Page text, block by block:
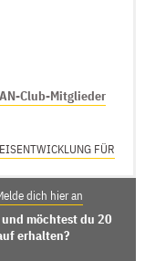
Club-Mitglieder
FÜR
dich hier an
möchtest du 20
erhalten?